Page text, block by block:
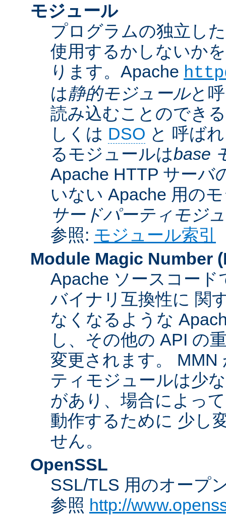
モジュール
プログラムの独立し
使用するかしないか
ります。Apache
は静的モジュールと
読み込むことのでき
しくは DSO と 呼ば
るモジュールはbase
Apache HTTP サーバ
いない Apache 用の
サードパーティモジ
参照: モジュール索引
Module Magic Number (
Apache ソースコー
バイナリ互換性に 関
なくなるような
し、その他の API の
変更されます。
ティモジュールは少
があり、場合によっ
動作するために 少し
せん。
OpenSSL
SSL/TLS 用のオープ
参照 http://